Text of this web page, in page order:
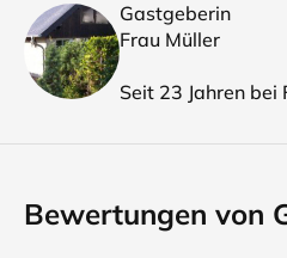
Gastgeberin
Frau Müller
Seit 23 Jahren bei
Bewertungen von